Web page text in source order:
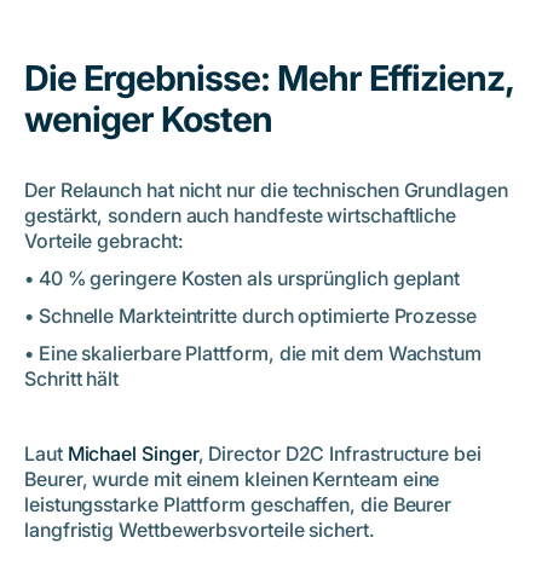
Die Ergebnisse: Mehr Effizienz,
weniger Kosten
Der Relaunch hat nicht nur die technischen Grundlagen
gestärkt, sondern auch handfeste wirtschaftliche
Vorteile gebracht:
• 40 % geringere Kosten als ursprünglich geplant
• Schnelle Markteintritte durch optimierte Prozesse
• Eine skalierbare Plattform, die mit dem Wachstum
Schritt hält
Laut Michael Singer, Director D2C Infrastructure bei
Beurer, wurde mit einem kleinen Kernteam eine
leistungsstarke Plattform geschaffen, die Beurer
langfristig Wettbewerbsvorteile sichert.